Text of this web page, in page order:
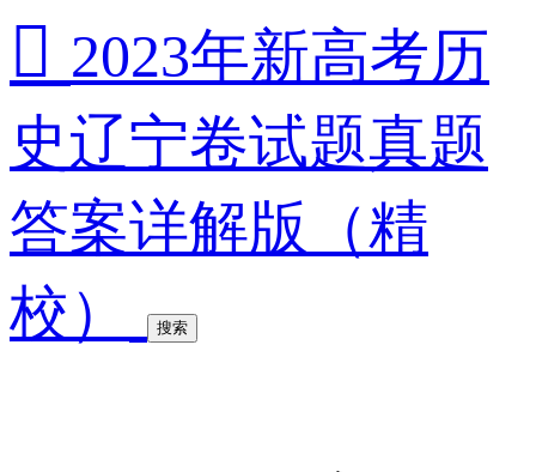
 2023年新高考历
史辽宁卷试题真题
答案详解版（精
校）
搜索